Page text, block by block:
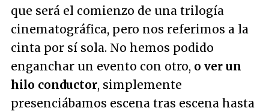
que será el comienzo de una trilogía
cinematográfica, pero nos referimos a la
cinta por sí sola. No hemos podido
enganchar un evento con otro, o ver un
hilo conductor, simplemente
presenciábamos escena tras escena hasta